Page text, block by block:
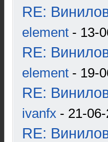
RE:
element - 13-
RE:
element - 19-
RE:
ivanfx - 21-
RE: